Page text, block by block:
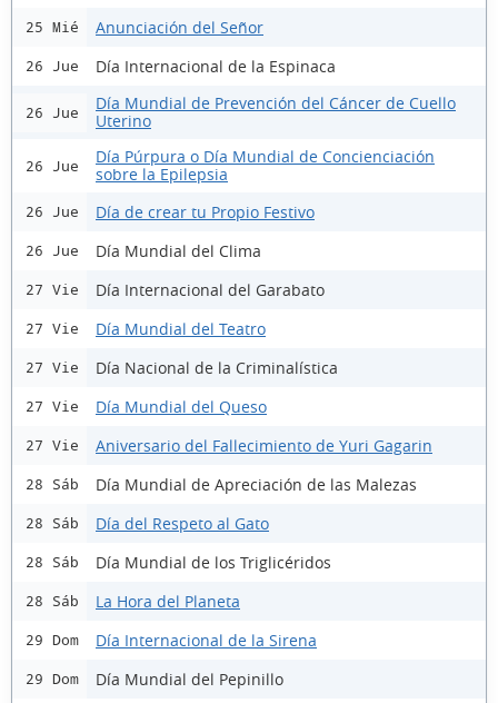
25 Mié Anunciación del Señor
26 Jue Día Internacional de la Espinaca
26 Jue
Día Mundial de Prevención del Cáncer de Cuello
Uterino
26 Jue
Día Púrpura o Día Mundial de Concienciación
sobre la Epilepsia
26 Jue Día de crear tu Propio Festivo
26 Jue Día Mundial del Clima
27 Vie Día Internacional del Garabato
27 Vie Día Mundial del Teatro
27 Vie Día Nacional de la Criminalística
27 Vie Día Mundial del Queso
27 Vie Aniversario del Fallecimiento de Yuri Gagarin
28 Sáb Día Mundial de Apreciación de las Malezas
28 Sáb Día del Respeto al Gato
28 Sáb Día Mundial de los Triglicéridos
28 Sáb La Hora del Planeta
29 Dom Día Internacional de la Sirena
29 Dom Día Mundial del Pepinillo